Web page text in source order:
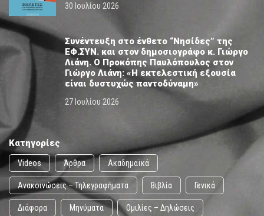
30 Ιουλίου 2026
Συνέντευξη στο ένθετο “Νησίδες” της
ΕΦ.ΣΥΝ. και στον δημοσιογράφο κ. Γιώργο
Λιάνη. Ο Προκόπης Παυλόπουλος στον
Γιώργο Λιάνη: «Η εκτελεστική εξουσία
είναι δυστυχώς παντοδύναμη»
27 Ιουλίου 2026
Κατηγορίες
Videos Άρθρα Ακαδημαϊκά
Ανακοινώσεις – Τηλεγραφήματα Βιβλία Γενικά
Διάφορα Μηνύματα Ομιλίες – Δηλώσεις